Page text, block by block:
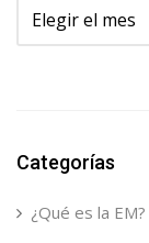
Categorías
¿Qué es la EM?